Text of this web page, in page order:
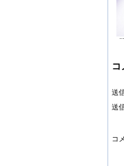
コ
送
送
コ